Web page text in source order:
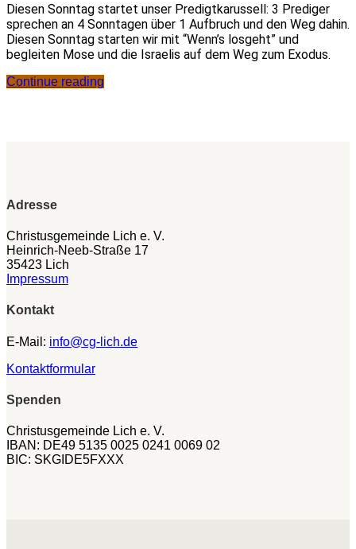
Diesen Sonntag startet unser Predigtkarussell: 3 Prediger
sprechen an 4 Sonntagen über 1 Aufbruch und den Weg dahin.
Diesen Sonntag starten wir mit “Wenn’s losgeht” und
begleiten Mose und die Israelis auf dem Weg zum Exodus.
Continue reading
Adresse
Christusgemeinde Lich e. V.
Heinrich-Neeb-Straße 17
35423 Lich
Impressum
Kontakt
E-Mail: info@cg-lich.de
Kontaktformular
Spenden
Christusgemeinde Lich e. V.
IBAN: DE49 5135 0025 0241 0069 02
BIC: SKGIDE5FXXX